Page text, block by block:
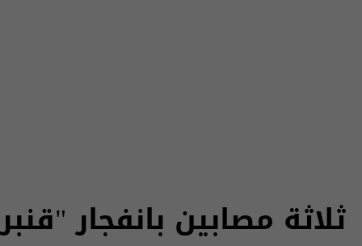
ثلاثة مصابين بانفجار